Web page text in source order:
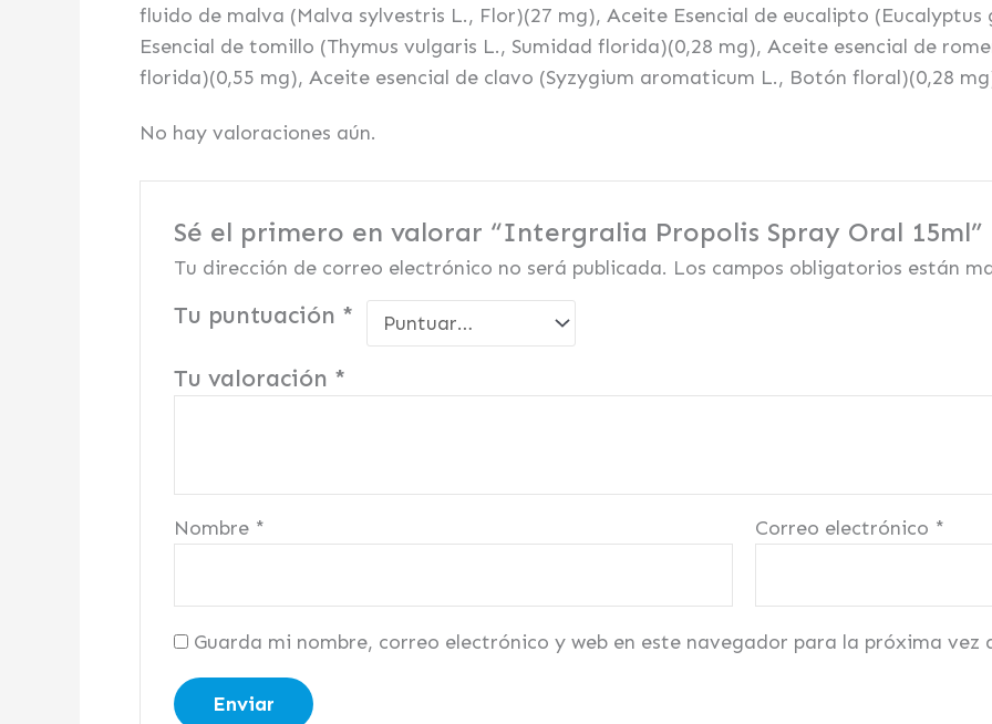
fluido de malva (Malva sylvestris L., Flor)(27 mg), Aceite Esencial de eucalipto
Esencial de tomillo (Thymus vulgaris L., Sumidad florida)(0,28 mg), Aceite esencial de
florida)(0,55 mg), Aceite esencial de clavo (Syzygium aromaticum L., Botón floral)(0,28
No hay valoraciones aún.
Sé el primero en valorar “Intergralia Propolis Spray Oral 15ml”
Tu dirección de correo electrónico no será publicada. Los campos obligatorios están
Tu puntuación *
Tu valoración *
Nombre * Correo electrónico *
Guarda mi nombre, correo electrónico y web en este navegador para la próxima vez